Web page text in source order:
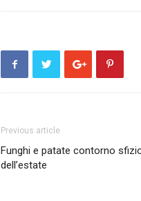
Previous article
Funghi e patate contorno
dell’estate